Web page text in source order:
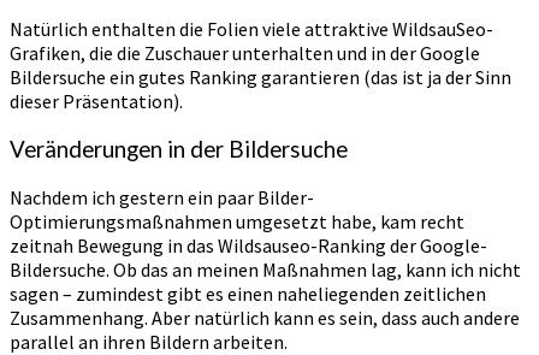
Natürlich enthalten die Folien viele attraktive WildsauSeo-
Grafiken, die die Zuschauer unterhalten und in der Google
Bildersuche ein gutes Ranking garantieren (das ist ja der Sinn
dieser Präsentation).
Veränderungen in der Bildersuche
Nachdem ich gestern ein paar Bilder-
Optimierungsmaßnahmen umgesetzt habe, kam recht
zeitnah Bewegung in das Wildsauseo-Ranking der Google-
Bildersuche. Ob das an meinen Maßnahmen lag, kann ich nicht
sagen – zumindest gibt es einen naheliegenden zeitlichen
Zusammenhang. Aber natürlich kann es sein, dass auch andere
parallel an ihren Bildern arbeiten.